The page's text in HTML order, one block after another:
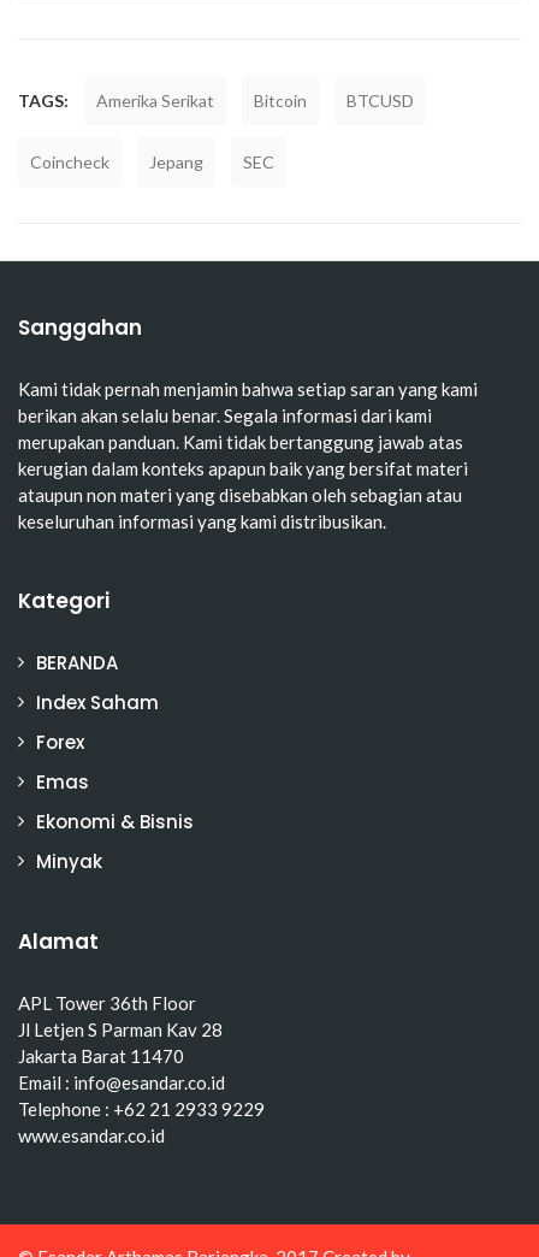
TAGS: Amerika Serikat Bitcoin BTCUSD
Coincheck Jepang SEC
Sanggahan
Kami tidak pernah menjamin bahwa setiap saran yang kami
berikan akan selalu benar. Segala informasi dari kami
merupakan panduan. Kami tidak bertanggung jawab atas
kerugian dalam konteks apapun baik yang bersifat materi
ataupun non materi yang disebabkan oleh sebagian atau
keseluruhan informasi yang kami distribusikan.
Kategori
BERANDA
Index Saham
Forex
Emas
Ekonomi & Bisnis
Minyak
Alamat
APL Tower 36th Floor
Jl Letjen S Parman Kav 28
Jakarta Barat 11470
Email : info@esandar.co.id
Telephone : +62 21 2933 9229
www.esandar.co.id